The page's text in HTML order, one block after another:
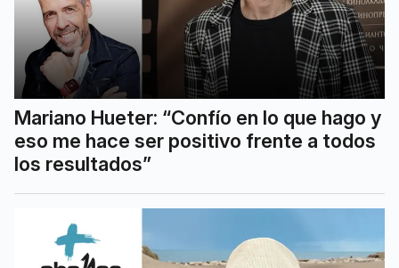
Mariano Hueter: “Confío en lo que hago y
eso me hace ser positivo frente a todos
los resultados”